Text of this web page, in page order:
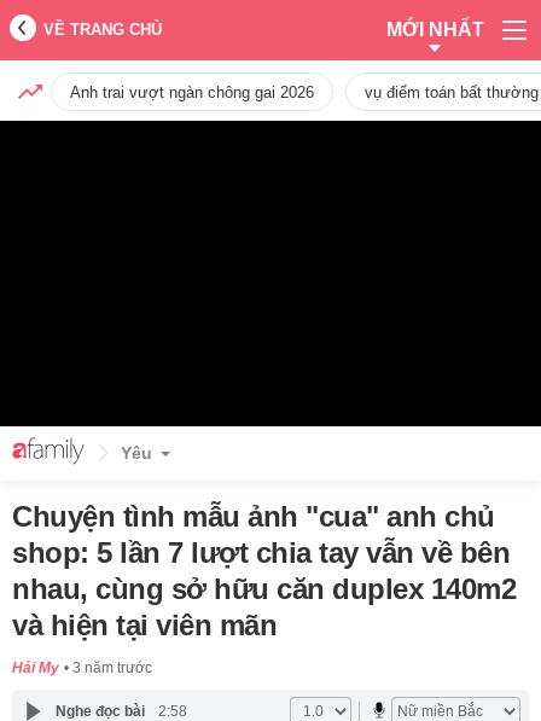
VỀ TRANG CHỦ MỚI NHẤT
Anh trai vượt ngàn chông gai 2026 vụ điểm toán bất
Yêu
Chuyện tình mẫu ảnh "cua" anh chủ
shop: 5 lần 7 lượt chia tay vẫn về bên
nhau, cùng sở hữu căn duplex 140m2
và hiện tại viên mãn
Hải My 3 năm trước
Nghe đọc bài 2:58